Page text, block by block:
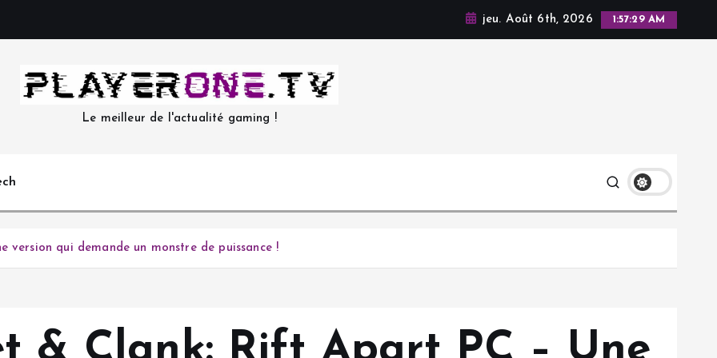
jeu. Août 6th, 2026 1:57:31 AM
Le meilleur de l'actualité gaming !
version qui demande un monstre de puissance !